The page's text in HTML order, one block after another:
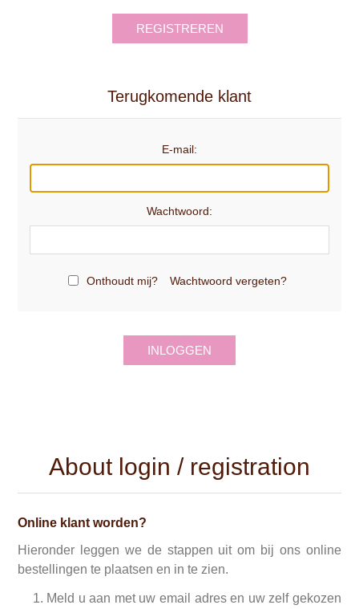
REGISTREREN
Terugkomende klant
E-mail:
Wachtwoord:
Onthoudt mij? Wachtwoord vergeten?
INLOGGEN
About login / registration
Online klant worden?
Hieronder leggen we de stappen uit om bij ons online
bestellingen te plaatsen en in te zien.
Meld u aan met uw email adres en uw zelf gekozen